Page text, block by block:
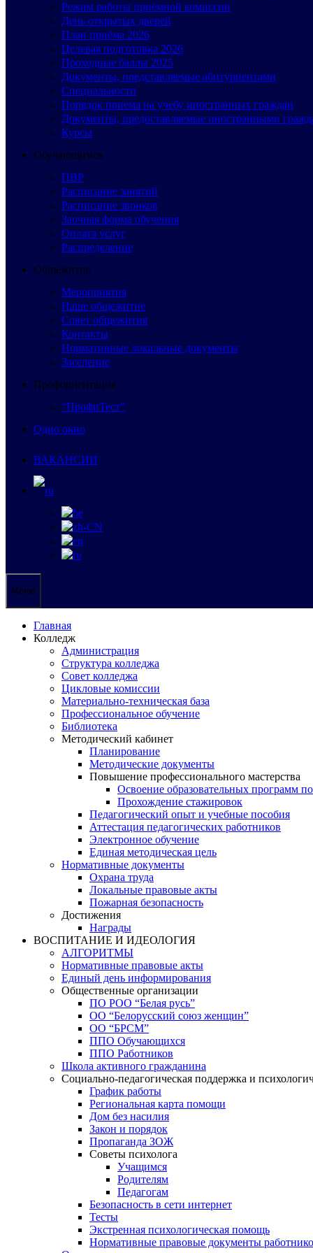
Режим работы приёмной комиссии
День открытых дверей
План приёма 2026
Целевая подготовка 2026
Проходные баллы 2025
Документы, представляемые абитуриентами
Специальности
Порядок приема на учебу иностранных граждан
Документы, предоставляемые иностранными
Курсы
Обучающимся
ПВР
Расписание занятий
Расписание звонков
Заочная форма обучения
Оплата услуг
Распределение
Общежитие
Мероприятия
Наше общежитие
Совет общежития
Контакты
Нормативные локальные документы
Заселение
Профориентация
“ПрофиТест”
Одно окно
ВАКАНСИИ
Меню
Главная
Колледж
Администрация
Структура колледжа
Совет колледжа
Цикловые комиссии
Материально-техническая база
Профессиональное обучение
Библиотека
Методический кабинет
Планирование
Методические документы
Повышение профессионального мастерства
Освоение образовательных программ
Прохождение стажировок
Педагогический опыт и учебные пособия
Аттестация педагогических работников
Электронное обучение
Единая методическая цель
Нормативные документы
Охрана труда
Локальные правовые акты
Пожарная безопасность
Достижения
Награды
ВОСПИТАНИЕ И ИДЕОЛОГИЯ
АЛГОРИТМЫ
Нормативные правовые акты
Единый день информирования
Общественные организации
ПО РОО “Белая русь”
ОО “Белорусский союз женщин”
ОО “БРСМ”
ППО Обучающихся
ППО Работников
Школа активного гражданина
Социально-педагогическая поддержка и
График работы
Региональная карта помощи
Дом без насилия
Закон и порядок
Пропаганда ЗОЖ
Советы психолога
Учащимся
Родителям
Педагогам
Безопасность в сети интернет
Тесты
Экстренная психологическая помощь
Нормативные правовые документы